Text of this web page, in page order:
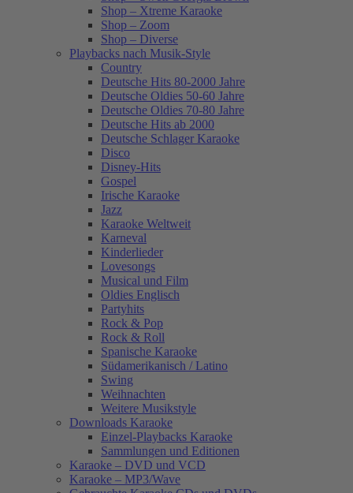
Shop – Xtreme Karaoke
Shop – Zoom
Shop – Diverse
Playbacks nach Musik-Style
Country
Deutsche Hits 80-2000 Jahre
Deutsche Oldies 50-60 Jahre
Deutsche Oldies 70-80 Jahre
Deutsche Hits ab 2000
Deutsche Schlager Karaoke
Disco
Disney-Hits
Gospel
Irische Karaoke
Jazz
Karaoke Weltweit
Karneval
Kinderlieder
Lovesongs
Musical und Film
Oldies Englisch
Partyhits
Rock & Pop
Rock & Roll
Spanische Karaoke
Südamerikanisch / Latino
Swing
Weihnachten
Weitere Musikstyle
Downloads Karaoke
Einzel-Playbacks Karaoke
Sammlungen und Editionen
Karaoke – DVD und VCD
Karaoke – MP3/Wave